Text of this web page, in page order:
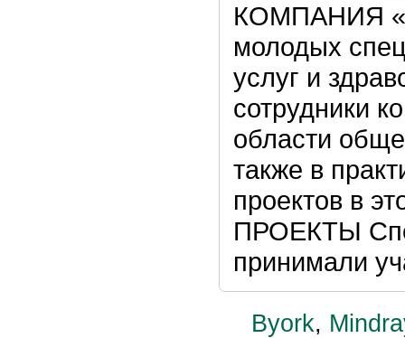
КОМПАНИЯ
молодых
услуг и
сотрудники
области
также в
проектов в
ПРОЕКТЫ
принимали
Byork,